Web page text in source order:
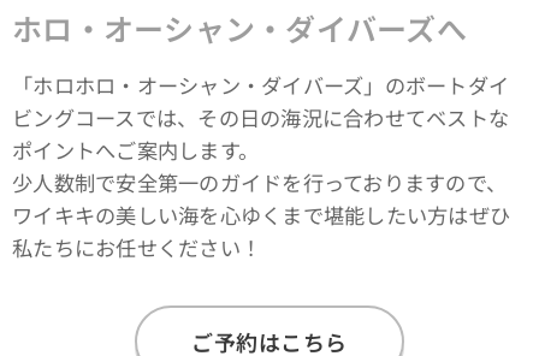
ホロ・オーシャン・ダイバーズへ
「ホロホロ・オーシャン・ダイバーズ」のボートダイ
ビングコースでは、その日の海況に合わせてベストな
ポイントへご案内します。
少人数制で安全第一のガイドを行っておりますので、
ワイキキの美しい海を心ゆくまで堪能したい方はぜひ
私たちにお任せください！
ご予約はこちら